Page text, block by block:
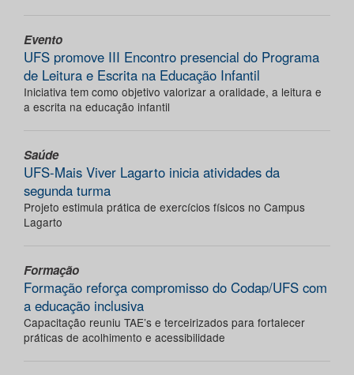
Evento
UFS promove III Encontro presencial do Programa
de Leitura e Escrita na Educação Infantil
Iniciativa tem como objetivo valorizar a oralidade, a leitura e
a escrita na educação infantil
Saúde
UFS-Mais Viver Lagarto inicia atividades da
segunda turma
Projeto estimula prática de exercícios físicos no Campus
Lagarto
Formação
Formação reforça compromisso do Codap/UFS com
a educação inclusiva
Capacitação reuniu TAE’s e terceirizados para fortalecer
práticas de acolhimento e acessibilidade